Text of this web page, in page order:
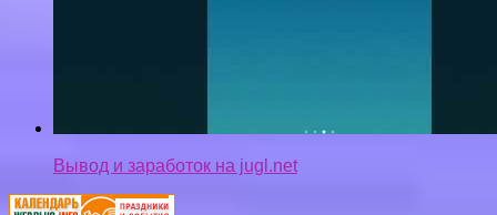
Вывод и заработок на jugl.net